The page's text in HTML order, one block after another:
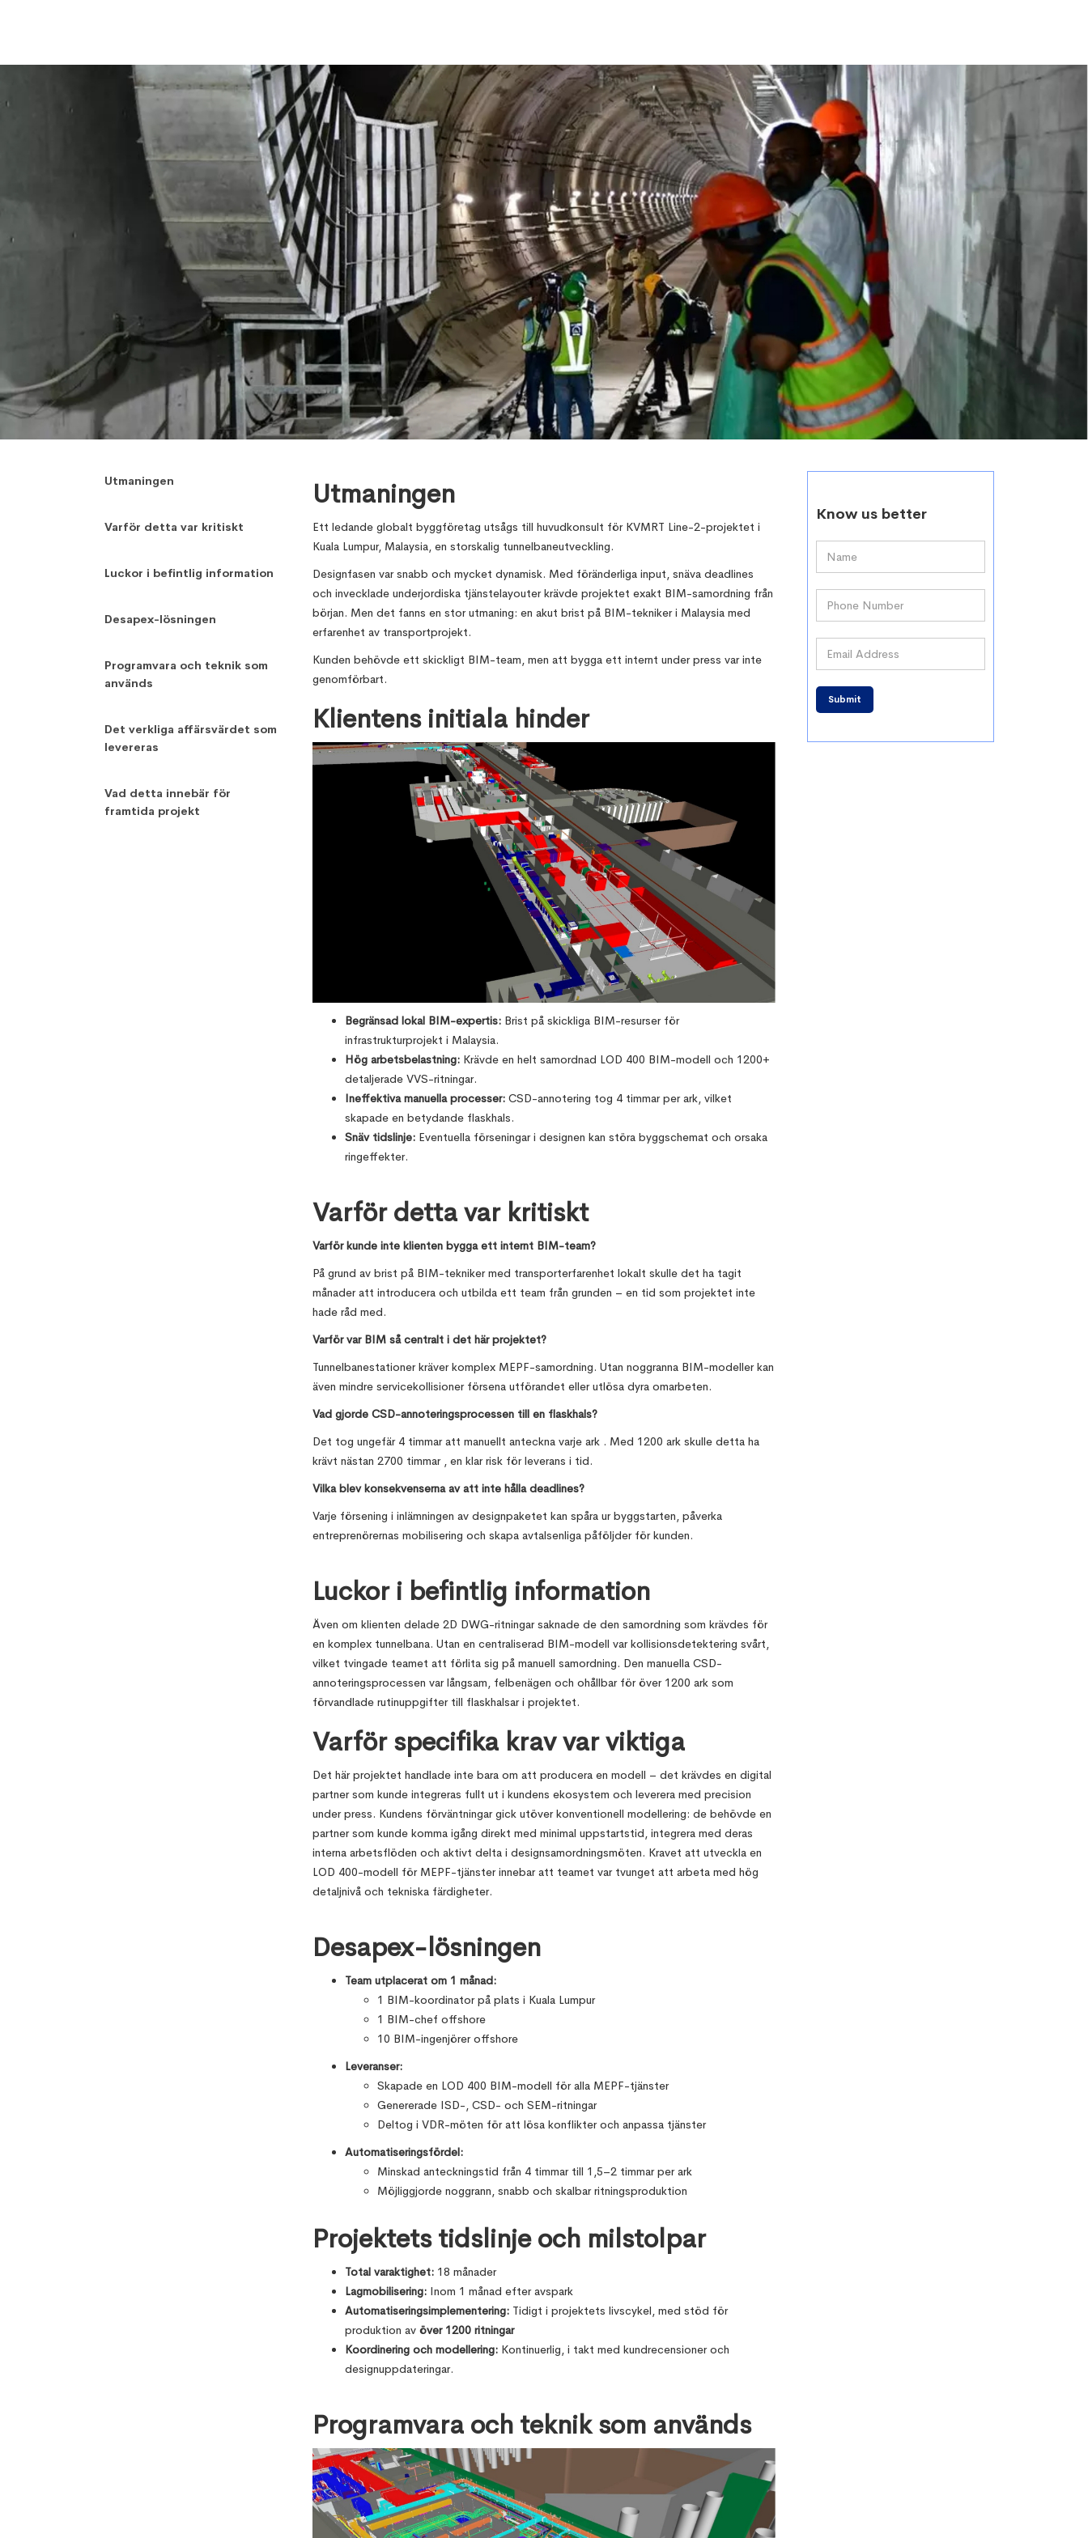
Digital Design Management, January 16, 2026
Utmaningen
Varför detta var kritiskt
Luckor i befintlig information
Desapex-lösningen
Programvara och teknik som
används
Det verkliga affärsvärdet som
levereras
Vad detta innebär för
framtida projekt
Utmaningen
Ett ledande globalt byggföretag utsågs till huvudkonsult för KVMRT Line-2-projektet i
Kuala Lumpur, Malaysia, en storskalig tunnelbaneutveckling.
Designfasen var snabb och mycket dynamisk. Med föränderliga input, snäva deadlines
och invecklade underjordiska tjänstelayouter krävde projektet exakt BIM-samordning från
början. Men det fanns en stor utmaning: en akut brist på BIM-tekniker i Malaysia med
erfarenhet av transportprojekt.
Kunden behövde ett skickligt BIM-team, men att bygga ett internt under press var inte
genomförbart.
Klientens initiala hinder
Begränsad lokal BIM-expertis:Brist på skickliga BIM-resurser för
infrastrukturprojekt i Malaysia.
Hög arbetsbelastning:Krävde en helt samordnad LOD 400 BIM-modell och 1200+
detaljerade VVS-ritningar.
Ineffektiva manuella processer:CSD-annotering tog 4 timmar per ark, vilket
skapade en betydande flaskhals.
Snäv tidslinje:Eventuella förseningar i designen kan störa byggschemat och orsaka
ringeffekter.
Varför detta var kritiskt
Varför kunde inte klienten bygga ett internt BIM-team?
På grund av brist på BIM-tekniker med transporterfarenhet lokalt skulle det ha tagit
månader att introducera och utbilda ett team från grunden – en tid som projektet inte
hade råd med.
Varför var BIM så centralt i det här projektet?
Tunnelbanestationer kräver komplex MEPF-samordning. Utan noggranna BIM-modeller kan
även mindre servicekollisioner försena utförandet eller utlösa dyra omarbeten.
Vad gjorde CSD-annoteringsprocessen till en flaskhals?
Det tog ungefär 4 timmar att manuellt anteckna varje ark . Med 1200 ark skulle detta ha
krävt nästan 2700 timmar , en klar risk för leverans i tid.
Vilka blev konsekvenserna av att inte hålla deadlines?
Varje försening i inlämningen av designpaketet kan spåra ur byggstarten, påverka
entreprenörernas mobilisering och skapa avtalsenliga påföljder för kunden.
Luckor i befintlig information
Även om klienten delade 2D DWG-ritningar saknade de den samordning som krävdes för
en komplex tunnelbana. Utan en centraliserad BIM-modell var kollisionsdetektering svårt,
vilket tvingade teamet att förlita sig på manuell samordning. Den manuella CSD-
annoteringsprocessen var långsam, felbenägen och ohållbar för över 1200 ark som
förvandlade rutinuppgifter till flaskhalsar i projektet.
Varför specifika krav var viktiga
Det här projektet handlade inte bara om att producera en modell – det krävdes en digital
partner som kunde integreras fullt ut i kundens ekosystem och leverera med precision
under press. Kundens förväntningar gick utöver konventionell modellering: de behövde en
partner som kunde komma igång direkt med minimal uppstartstid, integrera med deras
interna arbetsflöden och aktivt delta i designsamordningsmöten. Kravet att utveckla en
LOD 400-modell för MEPF-tjänster innebar att teamet var tvunget att arbeta med hög
detaljnivå och tekniska färdigheter.
Desapex-lösningen
Team utplacerat om 1 månad:
1 BIM-koordinator på plats i Kuala Lumpur
1 BIM-chef offshore
10 BIM-ingenjörer offshore
Leveranser:
Skapade en LOD 400 BIM-modell för alla MEPF-tjänster
Genererade ISD-, CSD- och SEM-ritningar
Deltog i VDR-möten för att lösa konflikter och anpassa tjänster
Automatiseringsfördel:
Minskad anteckningstid från 4 timmar till 1,5–2 timmar per ark
Möjliggjorde noggrann, snabb och skalbar ritningsproduktion
Projektets tidslinje och milstolpar
Total varaktighet:18 månader
Lagmobilisering:Inom 1 månad efter avspark
Automatiseringsimplementering:Tidigt i projektets livscykel, med stöd för
produktion av över 1200 ritningar
Koordinering och modellering:Kontinuerlig, i takt med kundrecensioner och
designuppdateringar.
Programvara och teknik som används
Know us better